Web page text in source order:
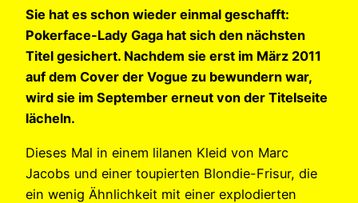
Sie hat es schon wieder einmal geschafft:
Pokerface-Lady Gaga hat sich den nächsten
Titel gesichert. Nachdem sie erst im März 2011
auf dem Cover der Vogue zu bewundern war,
wird sie im September erneut von der Titelseite
lächeln.
Dieses Mal in einem lilanen Kleid von Marc
Jacobs und einer toupierten Blondie-Frisur, die
ein wenig Ähnlichkeit mit einer explodierten